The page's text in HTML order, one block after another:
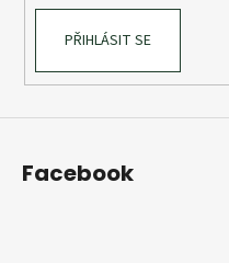
PŘIHLÁSIT SE
Facebook